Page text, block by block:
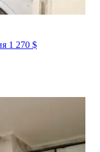
1 270 $